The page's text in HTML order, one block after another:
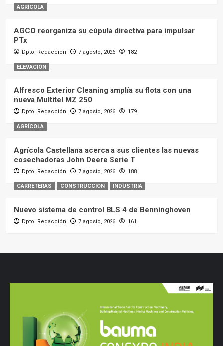
AGRÍCOLA
AGCO reorganiza su cúpula directiva para impulsar
PTx
Dpto. Redacción 7 agosto, 2026 182
ELEVACIÓN
Alfresco Exterior Cleaning amplía su flota con una
nueva Multitel MZ 250
Dpto. Redacción 7 agosto, 2026 179
AGRÍCOLA
Agrícola Castellana acerca a sus clientes las nuevas
cosechadoras John Deere Serie T
Dpto. Redacción 7 agosto, 2026 188
CARRETERAS CONSTRUCCIÓN INDUSTRIA
Nuevo sistema de control BLS 4 de Benninghoven
Dpto. Redacción 7 agosto, 2026 161